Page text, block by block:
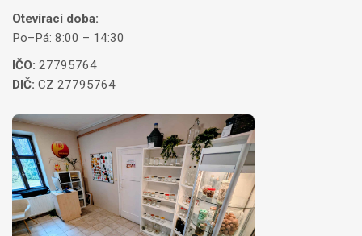
Otevírací doba:
Po–Pá: 8:00 – 14:30
IČO: 27795764
DIČ: CZ 27795764